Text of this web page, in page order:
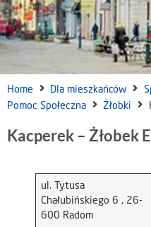
Home Dla mieszkańców
Pomoc Społeczna
Żłobki
Kacperek – Żłobek
ul. Tytusa
Chałubińskiego 6 , 26-
600 Radom